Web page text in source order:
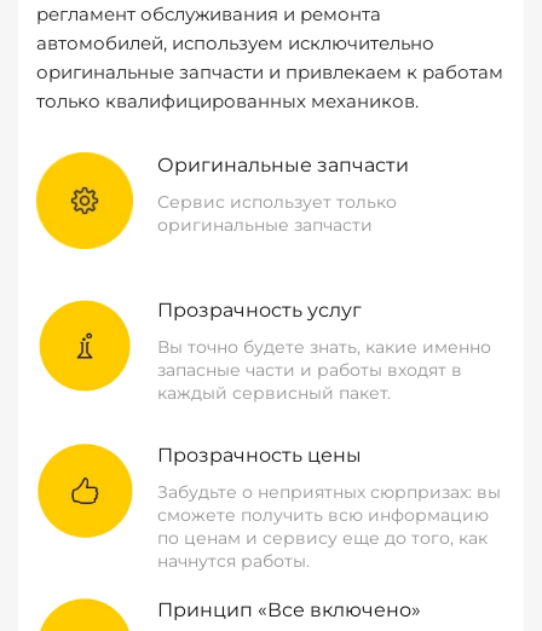
регламент обслуживания и ремонта
автомобилей, используем исключительно
оригинальные запчасти и привлекаем к работам
только квалифицированных механиков.
Оригинальные запчасти
Сервис использует только
оригинальные запчасти
Прозрачность услуг
Вы точно будете знать, какие именно
запасные части и работы входят в
каждый сервисный пакет.
Прозрачность цены
Забудьте о неприятных сюрпризах: вы
сможете получить всю информацию
по ценам и сервису еще до того, как
начнутся работы.
Принцип «Все включено»